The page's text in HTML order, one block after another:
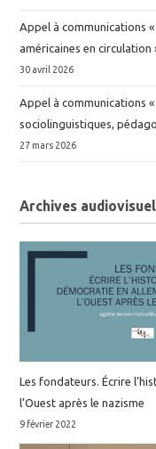
Appel à communications
américaines en circulation
30 avril 2026
Appel à communications
sociolinguistiques,
27 mars 2026
Archives
Les fondateurs. Écrire
l’Ouest après le nazisme
9 février 2022